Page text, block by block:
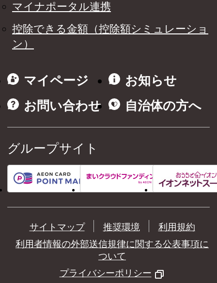
マイナポータル連携
控除できる金額（控除額シミュレーショ
ン）
マイページ
お知らせ
お問い合わせ
自治体の方へ
グループサイト
サイトマップ 推奨環境
利用規約
利用者情報の外部送信規律に関する公表事項に
ついて
プライバシーポリシー